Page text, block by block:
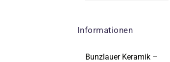
Informationen
Bunzlauer Keramik –